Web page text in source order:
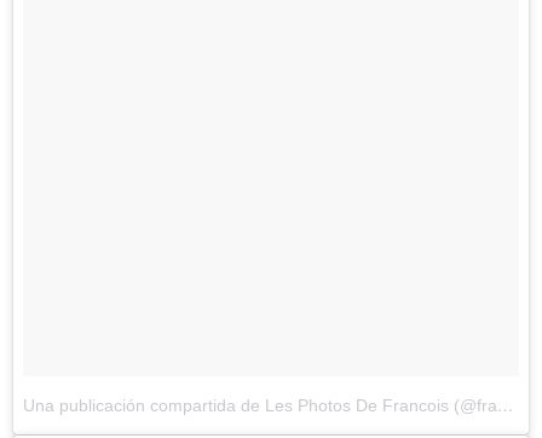
Una publicación compartida de Les Photos De Francois (@francoisdourlen)